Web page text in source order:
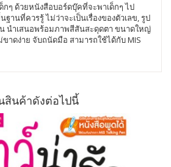
กๆ ด้วยหนังสือบอร์ดบุ๊คที่จะพาเด็กๆ ไป
านที่ควรรู้ ไม่ว่าจะเป็นเรื่องของตัวเลข, รูป
น นำเสนอพร้อมภาพสีสันสะดุดตา ขนาดใหญ่
าดง่าย จับถนัดมือ สามารถใช้ได้กับ MIS
สินค้าดังต่อไปนี้